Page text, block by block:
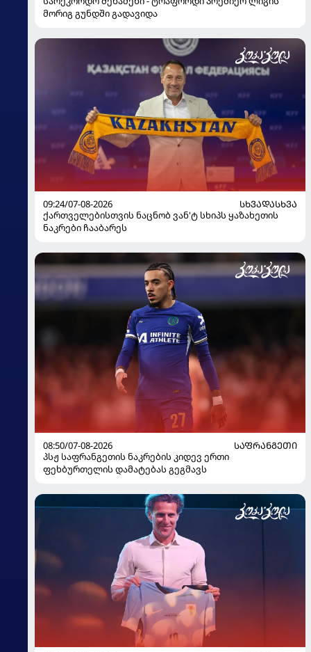
მორიგ გუნდში გადავიდა
09:24/07-08-2026
ᲡᲮᲕᲐᲓᲐᲡᲮᲕᲐ
ქართველებისთვის ნაცნობ ვან'ტ სხიპს ყაზახეთის
ნაკრები ჩააბარეს
08:50/07-08-2026
ᲡᲐᲤᲠᲐᲜᲒᲔᲗᲘ
პსჟ საფრანგეთის ნაკრების კიდევ ერთი
ფეხბურთელის დამატებას გეგმავს